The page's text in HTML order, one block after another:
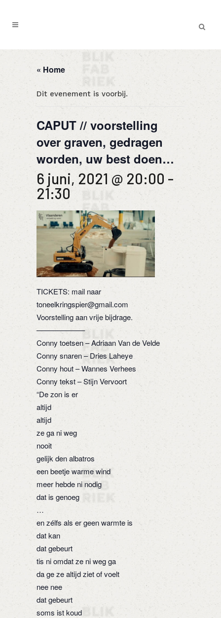
« Home
Dit evenement is voorbij.
CAPUT // voorstelling
over graven, gedragen
worden, uw best doen…
6 juni, 2021 @ 20:00 -
21:30
TICKETS: mail naar
toneelkringspier@gmail.com
Voorstelling aan vrije bijdrage.
——————–
Conny toetsen – Adriaan Van de Velde
Conny snaren – Dries Laheye
Conny hout – Wannes Verhees
Conny tekst – Stijn Vervoort
“De zon is er
altijd
altijd
ze ga ni weg
nooit
gelijk den albatros
een beetje warme wind
meer hebde ni nodig
dat is genoeg
…
en zélfs als er geen warmte is
dat kan
dat gebeurt
tis ni omdat ze ni weg ga
da ge ze altijd ziet of voelt
nee nee
dat gebeurt
soms ist koud